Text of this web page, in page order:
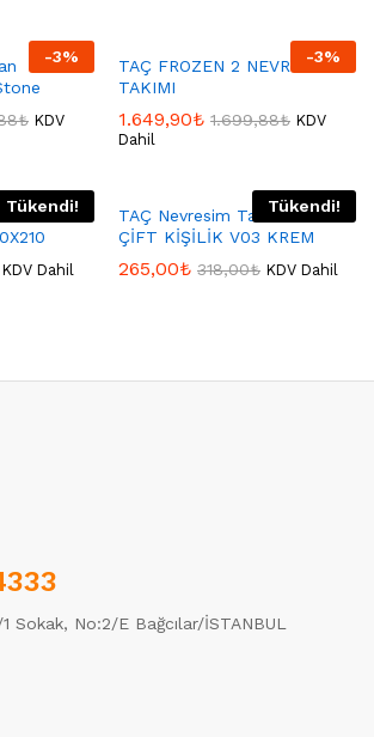
-3%
₺ KDV
-3%
TAÇ FROZEN 2 NEVRESİM
TAKIMI
1.649,90₺ 1.699,88₺ KDV
Dahil
Tükendi!
KDV Dahil
Tükendi!
TAÇ Nevresim Takımı FİRİDA
ÇİFT KİŞİLİK V03 KREM
265,00₺ 318,00₺ KDV Dahil
Sokak, No:2/E Bağcılar/İSTANBUL